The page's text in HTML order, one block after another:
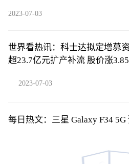
2023-07-03
世界看热讯：科士达拟定增募
超23.7亿元扩产补流 股价涨
2023-07-03
每日热文：三星 Galaxy F34